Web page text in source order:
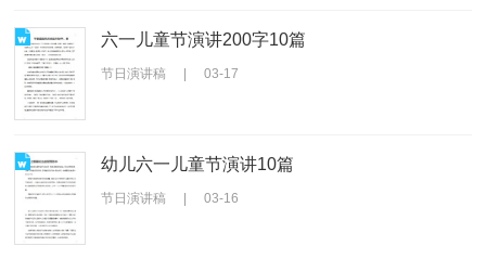
六一儿童节演讲200字10篇
节日演讲稿 | 03-17
幼儿六一儿童节演讲10篇
节日演讲稿 | 03-16